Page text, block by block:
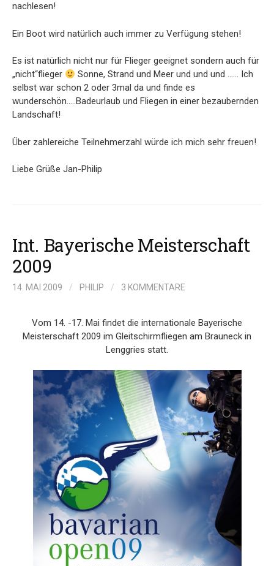
nachlesen!
Ein Boot wird natürlich auch immer zu Verfügung stehen!
Es ist natürlich nicht nur für Flieger geeignet sondern auch für
„nicht“flieger
Sonne, Strand und Meer und und und …… Ich
selbst war schon 2 oder 3mal da und finde es
wunderschön…..Badeurlaub und Fliegen in einer bezaubernden
Landschaft!
Über zahlereiche Teilnehmerzahl würde ich mich sehr freuen!
Liebe Grüße Jan-Philip
Int. Bayerische Meisterschaft
2009
14. MAI 2009 / PHILIP / 3 KOMMENTARE
Vom 14. -17. Mai findet die internationale Bayerische
Meisterschaft 2009 im Gleitschirmfliegen am Brauneck in
Lenggries statt.